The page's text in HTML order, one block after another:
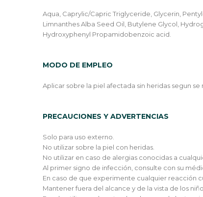
Aqua, Caprylic/Capric Triglyceride, Glycerin,
Limnanthes Alba Seed Oil, Butylene Glycol,
Hydroxyphenyl Propamidobenzoic acid.
MODO DE EMPLEO
Aplicar sobre la piel afectada sin heridas segun se
PRECAUCIONES Y ADVERTENCIAS
Solo para uso externo.
No utilizar sobre la piel con heridas.
No utilizar en caso de alergias conocidas a
Al primer signo de infección, consulte con su
En caso de que experimente cualquier reacción
Mantener fuera del alcance y de la vista de los niño.